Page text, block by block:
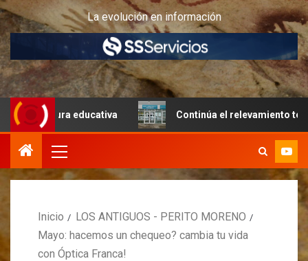
La evolución en información
educativa Continúa el relevamiento técnico en
Inicio
LOS ANTIGUOS - PERITO MORENO
Mayo: hacemos un chequeo? cambia tu vida
con Óptica Franca!